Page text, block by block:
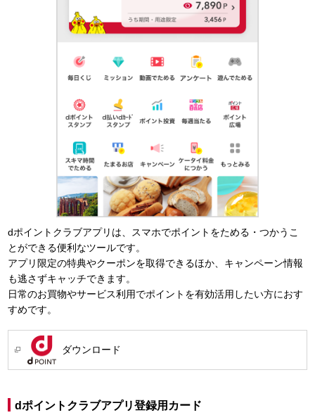
dポイントクラブアプリは、スマホでポイントをためる・つかうこ
とができる便利なツールです。
アプリ限定の特典やクーポンを取得できるほか、キャンペーン情報
も逃さずキャッチできます。
日常のお買物やサービス利用でポイントを有効活用したい方におす
すめです。
ダウンロード
dポイントクラブアプリ登録用カード